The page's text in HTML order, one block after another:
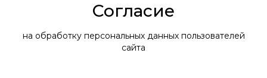
Согласие
на обработку персональных данных пользователей
сайта